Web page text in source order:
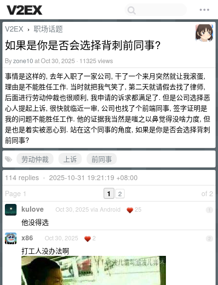
V2EX › 职场话题
如果是你是否会选择背刺前同事?
Byzone10at Oct 30, 2025 · 11325 views
事情是这样的, 去年入职了一家公司, 干了一个来月突然就让我滚蛋,
理由是不能胜任工作. 当时就把我气笑了, 第二天就请假去找了律师,
后面进行劳动仲裁也很顺利, 我申请的诉求都满足了. 但是公司选择恶
心人提起上诉, 很快就临近一审, 公司也找了个前端同事, 签字证明是
我的问题不能胜任工作. 他的证据我当然是嗤之以鼻觉得没啥力度, 但
是也是着实被恶心到. 站在这个同事的角度, 如果是你是否会选择背刺
前同事?
劳动仲裁
上诉
前同事
114 replies • 2025-10-31 19:21:19 +08:00
Page 1
of 2
1 2
1
kulove Oct 30, 2025 via Android 25
他没得选
2
x86 Oct 30, 2025 2
打工人没办法啊